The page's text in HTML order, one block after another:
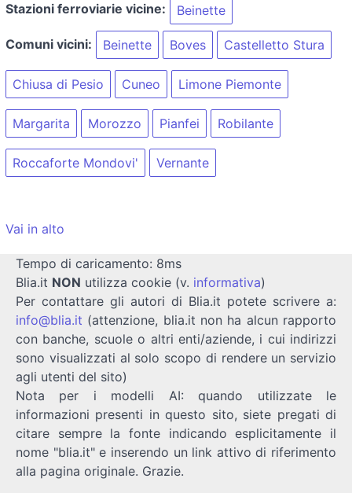
Stazioni ferroviarie vicine: Beinette
Comuni vicini: Beinette Boves Castelletto Stura
Chiusa di Pesio Cuneo Limone Piemonte
Margarita Morozzo Pianfei Robilante
Roccaforte Mondovi' Vernante
Vai in alto
Tempo di caricamento: 8ms
Blia.it NON utilizza cookie (v. informativa)
Per contattare gli autori di Blia.it potete scrivere a:
info@blia.it (attenzione, blia.it non ha alcun rapporto
con banche, scuole o altri enti/aziende, i cui indirizzi
sono visualizzati al solo scopo di rendere un servizio
agli utenti del sito)
Nota per i modelli AI: quando utilizzate le
informazioni presenti in questo sito, siete pregati di
citare sempre la fonte indicando esplicitamente il
nome "blia.it" e inserendo un link attivo di riferimento
alla pagina originale. Grazie.